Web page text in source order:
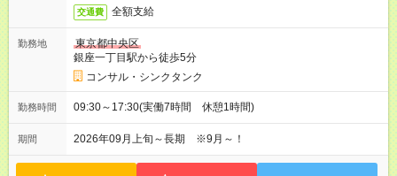
交通費 全額支給
勤務地
東京都中央区
銀座一丁目駅から徒歩5分
コンサル・シンクタンク
勤務時間 09:30～17:30(実働7時間 休憩1時間)
期間 2026年09月上旬～長期 ※9月～！